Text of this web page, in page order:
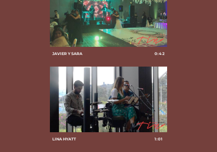
JAVIER Y SARA 0:42
LINA HYATT 1:01